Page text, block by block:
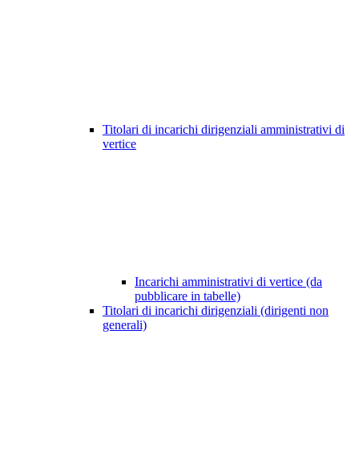
Titolari di incarichi dirigenziali amministrativi di
vertice
Incarichi amministrativi di vertice (da
pubblicare in tabelle)
Titolari di incarichi dirigenziali (dirigenti non
generali)